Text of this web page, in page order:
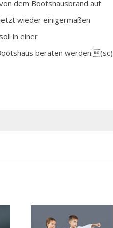
dem Bootshausbrand auf
wieder einigermaßen
in einer
beraten werden.(sc)